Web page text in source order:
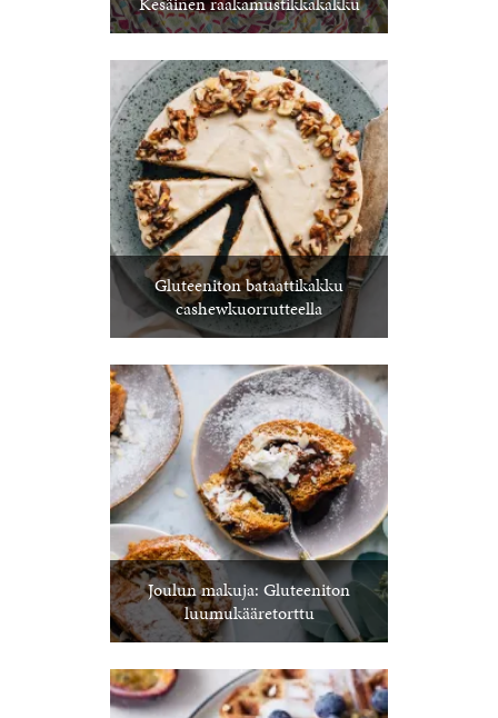
Gluteeniton bataattikakku
cashewkuorrutteella
Joulun makuja: Gluteeniton
luumukääretorttu